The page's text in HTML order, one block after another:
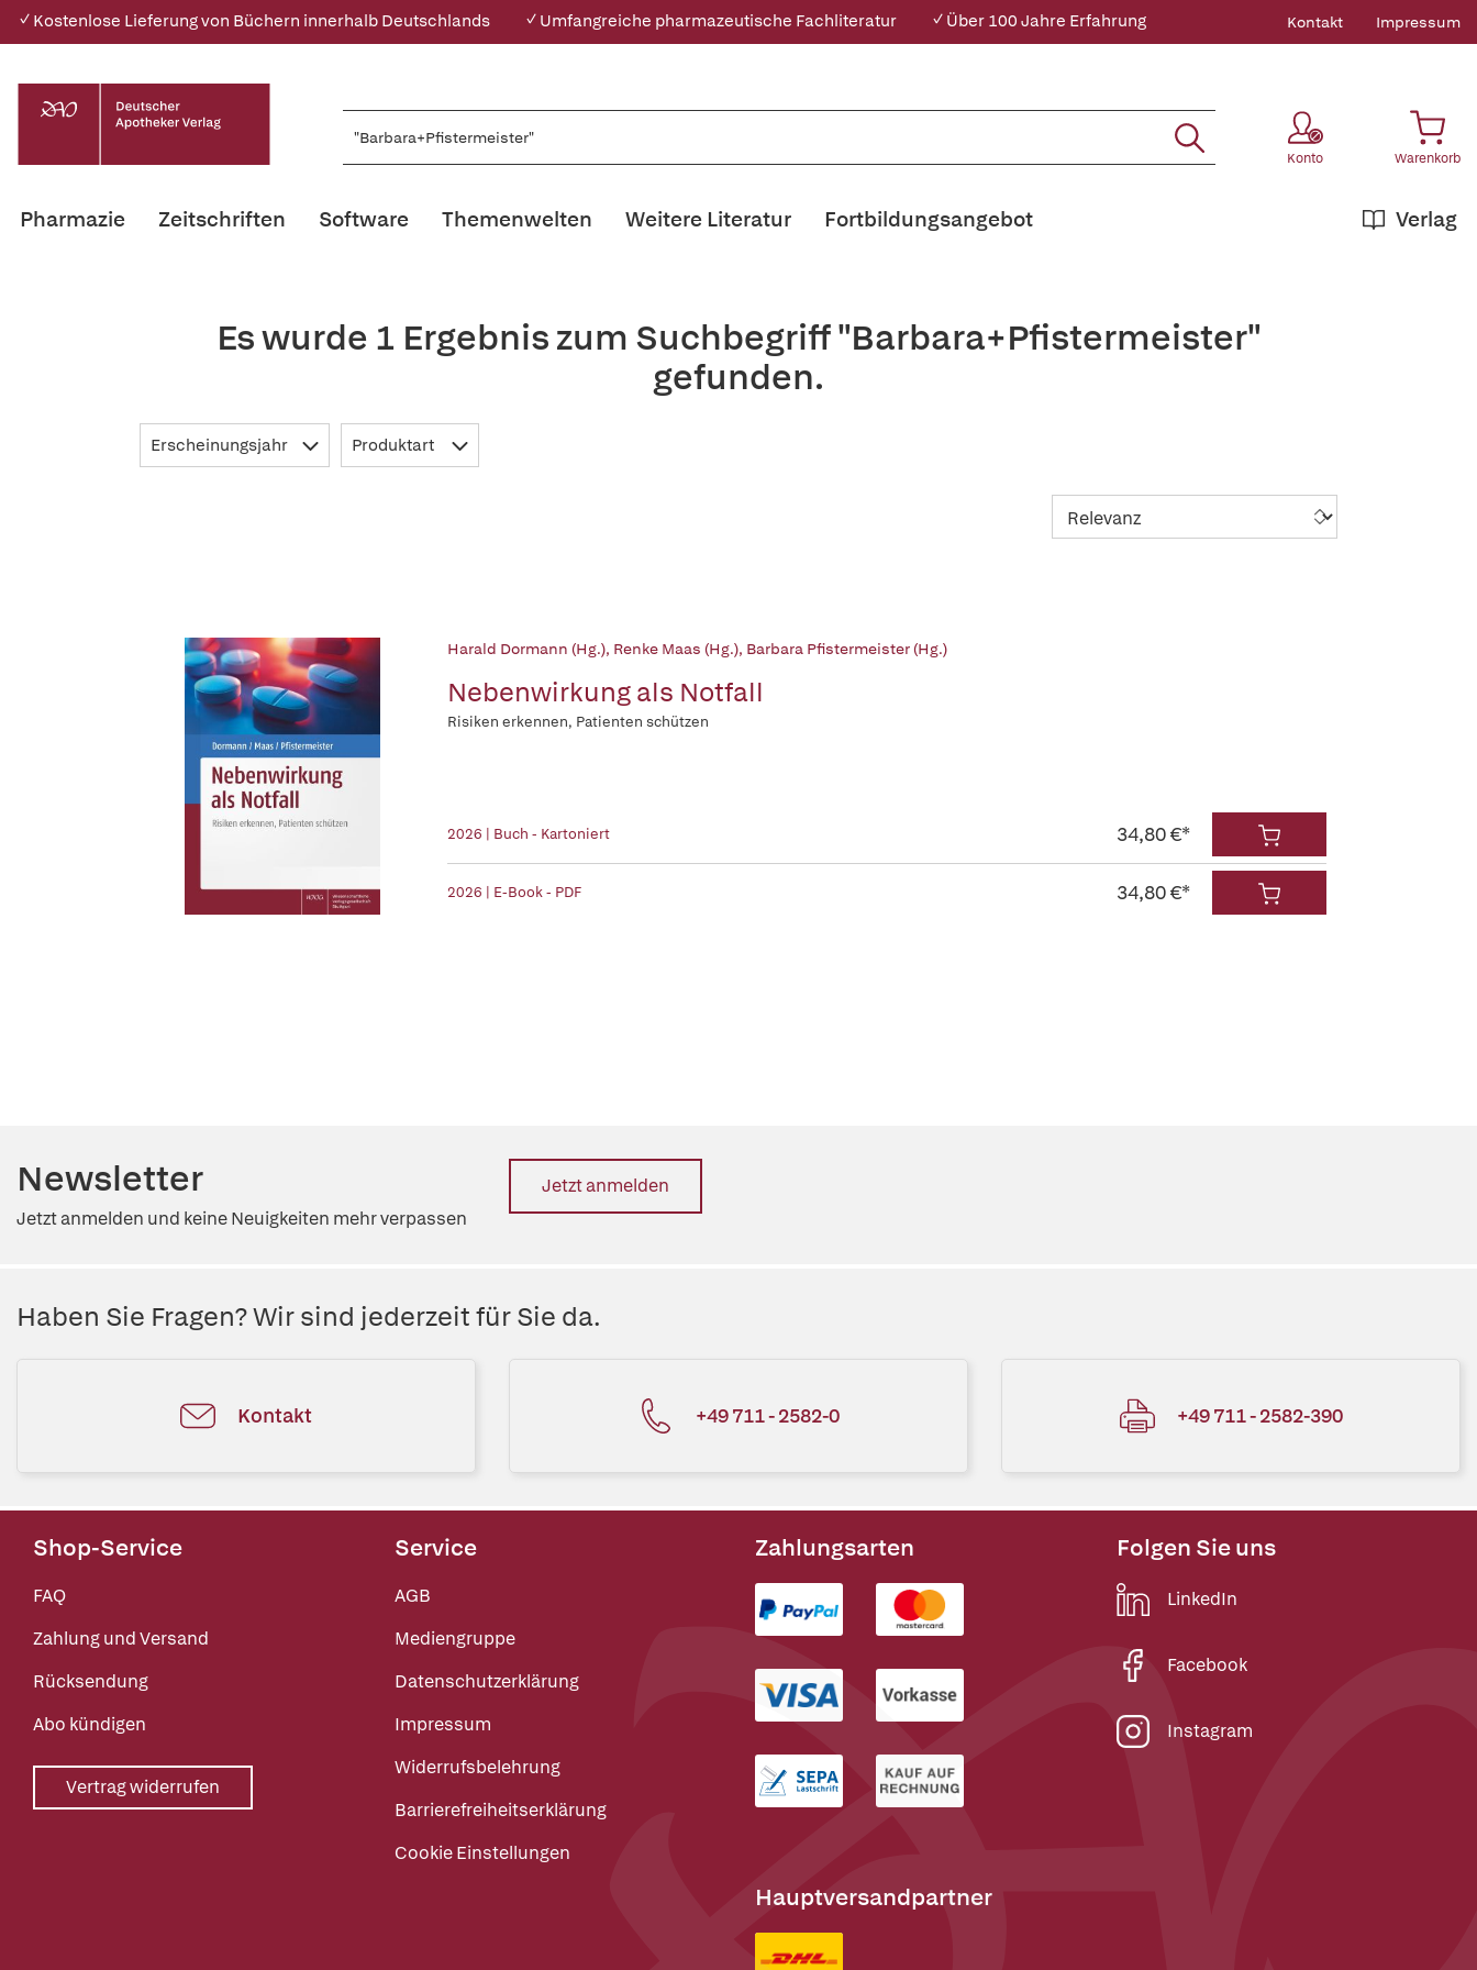
✓ Kostenlose Lieferung von Büchern innerhalb Deutschlands ✓ Umfangreiche pharmazeutische Fachliteratur ✓ Über 100 Jahre Erfahrung Kontakt Impressum
Konto Warenkorb
Pharmazie Zeitschriften Software Themenwelten Weitere Literatur Verlag
Fortbildungsangebot
Es wurde 1 Ergebnis zum Suchbegriff "Barbara+Pfistermeister"
gefunden.
Erscheinungsjahr Produktart
Harald Dormann (Hg.), Renke Maas (Hg.), Barbara Pfistermeister (Hg.)
Nebenwirkung als Notfall
Risiken erkennen, Patienten schützen
2026 | Buch - Kartoniert 34,80 €*
2026 | E-Book - PDF 34,80 €*
Newsletter
Jetzt anmelden und keine Neuigkeiten mehr verpassen
Jetzt anmelden
Haben Sie Fragen? Wir sind jederzeit für Sie da.
Kontakt +49 711 - 2582-0 +49 711 - 2582-390
Shop-Service
FAQ
Zahlung und Versand
Rücksendung
Abo kündigen
Vertrag widerrufen
Service
AGB
Mediengruppe
Datenschutzerklärung
Impressum
Widerrufsbelehrung
Barrierefreiheitserklärung
Cookie Einstellungen
Zahlungsarten
Hauptversandpartner
Folgen Sie uns
LinkedIn
Facebook
Instagram